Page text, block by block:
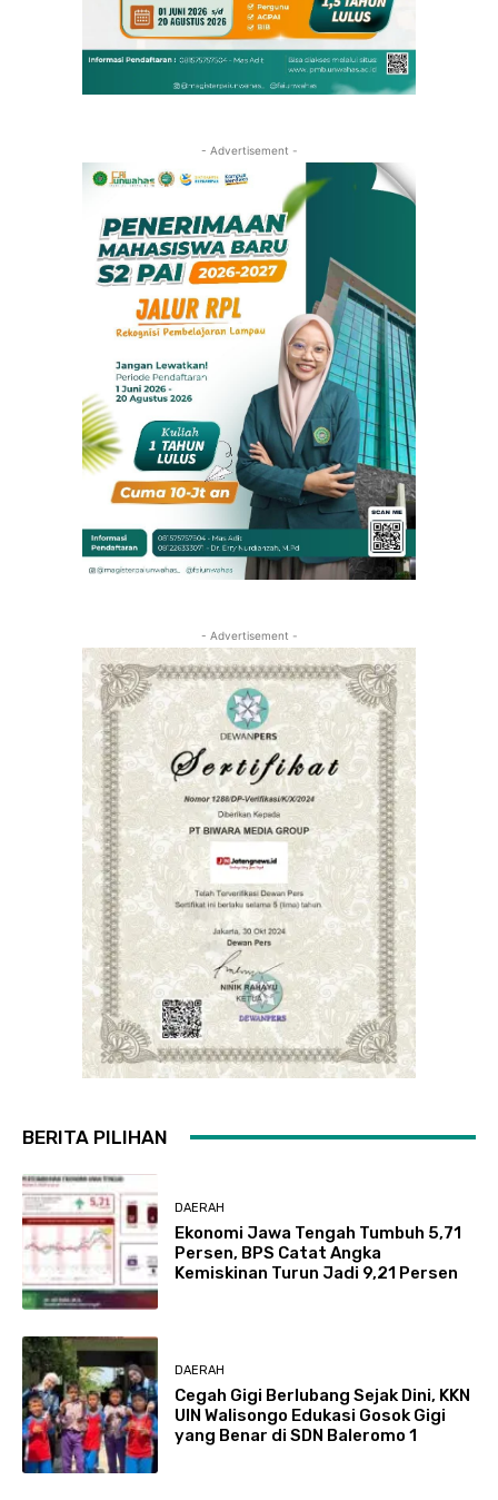
- Advertisement -
- Advertisement -
BERITA PILIHAN
DAERAH
Ekonomi Jawa Tengah Tumbuh 5,71
Persen, BPS Catat Angka
Kemiskinan Turun Jadi 9,21 Persen
DAERAH
Cegah Gigi Berlubang Sejak Dini, KKN
UIN Walisongo Edukasi Gosok Gigi
yang Benar di SDN Baleromo 1